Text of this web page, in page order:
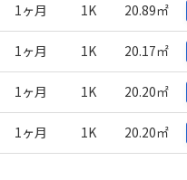
1ヶ月 1K 20.89㎡
1ヶ月 1K 20.17㎡
1ヶ月 1K 20.20㎡
1ヶ月 1K 20.20㎡